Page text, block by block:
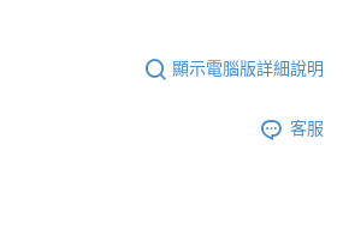
顯示電腦版詳細說明
客服